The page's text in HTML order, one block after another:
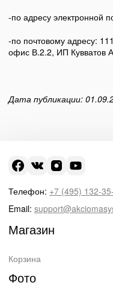
-по адресу электронной
-по почтовому адресу:
офис В.2.2, ИП Кувватов
Дата публикации:
Телефон: +7 (495) 132-
Email:
Магазин
Корзина
Фото